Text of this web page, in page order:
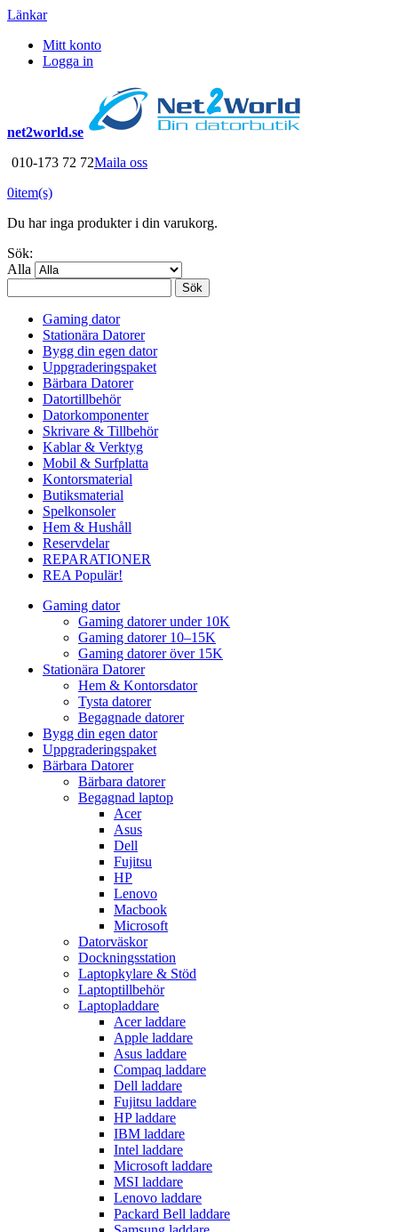
Länkar
Mitt konto
Logga in
net2world.se
010-173 72 72Maila oss
0item(s)
Du har inga produkter i din varukorg.
Sök:
Alla
Sök
Gaming dator
Stationära Datorer
Bygg din egen dator
Uppgraderingspaket
Bärbara Datorer
Datortillbehör
Datorkomponenter
Skrivare & Tillbehör
Kablar & Verktyg
Mobil & Surfplatta
Kontorsmaterial
Butiksmaterial
Spelkonsoler
Hem & Hushåll
Reservdelar
REPARATIONER
REA Populär!
Gaming dator
Gaming datorer under 10K
Gaming datorer 10–15K
Gaming datorer över 15K
Stationära Datorer
Hem & Kontorsdator
Tysta datorer
Begagnade datorer
Bygg din egen dator
Uppgraderingspaket
Bärbara Datorer
Bärbara datorer
Begagnad laptop
Acer
Asus
Dell
Fujitsu
HP
Lenovo
Macbook
Microsoft
Datorväskor
Dockningsstation
Laptopkylare & Stöd
Laptoptillbehör
Laptopladdare
Acer laddare
Apple laddare
Asus laddare
Compaq laddare
Dell laddare
Fujitsu laddare
HP laddare
IBM laddare
Intel laddare
Microsoft laddare
MSI laddare
Lenovo laddare
Packard Bell laddare